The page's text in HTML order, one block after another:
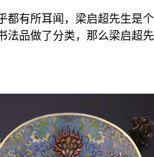
都有所耳闻，梁启超先生是个
法品做了分类，那么梁启超先